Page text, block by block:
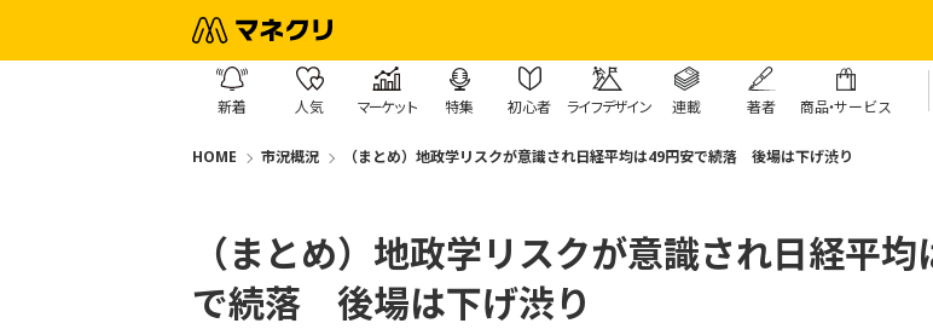
新着 人気 マーケット 特集 初心者 ライフデザイン 連載 著者 商品・サービス
HOME 市況概況 （まとめ）地政学リスクが意識され日経平均は49円安で続落 後場は下げ渋り
（まとめ）地政学リスクが意識され日経平
で続落 後場は下げ渋り